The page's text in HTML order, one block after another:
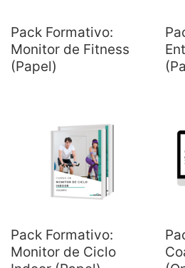
Pack Formativo:
Monitor de Fitness
(Papel)
Pack Formativo:
Monitor de Ciclo